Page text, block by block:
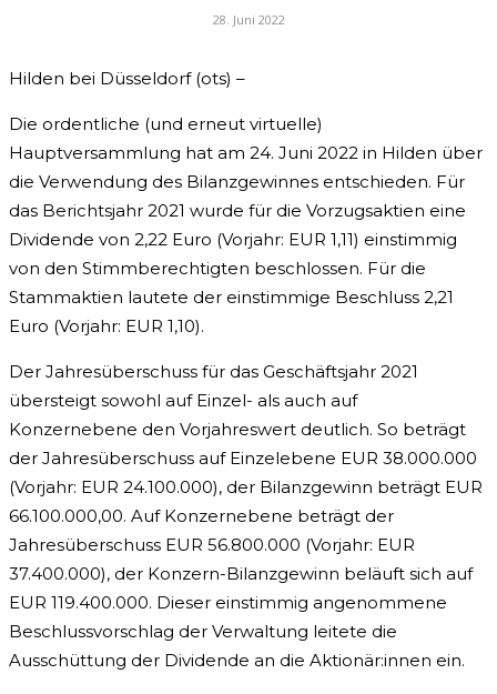
28. Juni 2022
Hilden bei Düsseldorf (ots) –
Die ordentliche (und erneut virtuelle)
Hauptversammlung hat am 24. Juni 2022 in Hilden über
die Verwendung des Bilanzgewinnes entschieden. Für
das Berichtsjahr 2021 wurde für die Vorzugsaktien eine
Dividende von 2,22 Euro (Vorjahr: EUR 1,11) einstimmig
von den Stimmberechtigten beschlossen. Für die
Stammaktien lautete der einstimmige Beschluss 2,21
Euro (Vorjahr: EUR 1,10).
Der Jahresüberschuss für das Geschäftsjahr 2021
übersteigt sowohl auf Einzel- als auch auf
Konzernebene den Vorjahreswert deutlich. So beträgt
der Jahresüberschuss auf Einzelebene EUR 38.000.000
(Vorjahr: EUR 24.100.000), der Bilanzgewinn beträgt EUR
66.100.000,00. Auf Konzernebene beträgt der
Jahresüberschuss EUR 56.800.000 (Vorjahr: EUR
37.400.000), der Konzern-Bilanzgewinn beläuft sich auf
EUR 119.400.000. Dieser einstimmig angenommene
Beschlussvorschlag der Verwaltung leitete die
Ausschüttung der Dividende an die Aktionär:innen ein.